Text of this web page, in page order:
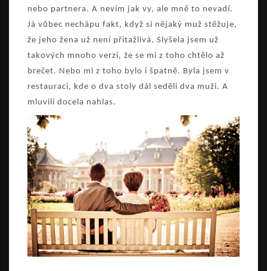
nebo partnera. A nevím jak vy, ale mně to nevadí.
Já vůbec nechápu fakt, když si nějaký muž stěžuje,
že jeho žena už není přitažlivá. Slyšela jsem už
takových mnoho verzí, že se mi z toho chtělo až
brečet. Nebo mi z toho bylo i špatně. Byla jsem v
restauraci, kde o dva stoly dál seděli dva muži. A
mluvili docela nahlas.